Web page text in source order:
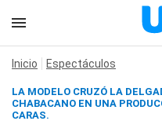
Inicio Espectáculos
LA MODELO CRUZÓ LA
CHABACANO EN UNA
CARAS.